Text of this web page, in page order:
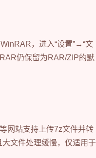
，进入“设置”→“文
仍保留为RAR/ZIP的默
网站支持上传7z文件并转
文件处理缓慢，仅适用于